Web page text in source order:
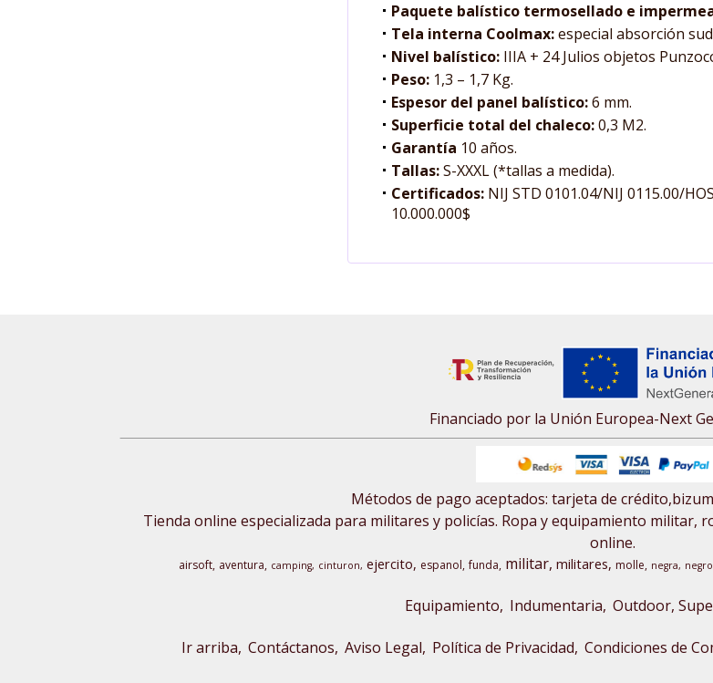
Paquete balístico termosellado e
Tela interna Coolmax:especial absorción
Nivel balístico: IIIA + 24 Julios objetos
Peso: 1,3 – 1,7 Kg.
Espesor del panel balístico:6 mm.
Superficie total del chaleco:0,3 M2.
Garantía 10 años.
Tallas:S-XXXL (*tallas a medida).
Certificados: NIJ STD 0101.04/NIJ 0115.00/
10.000.000$
Financiado por la Unión Europea-Next
Métodos de pago aceptados: tarjeta de
Tienda online especializada para militares y policías. Ropa y equipamiento militar,
online.
airsoft aventura camping cinturon ejercito espanol funda militar militares molle negra negro
Equipamiento Indumentaria Outdoor,
Ir arriba Contáctanos Aviso Legal Política de Privacidad Condiciones de